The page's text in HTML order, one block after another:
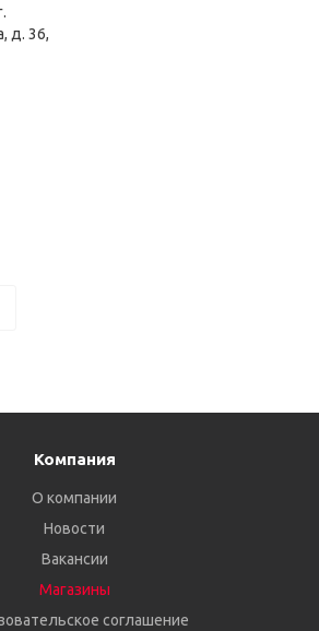
д. 36,
Компания
О компании
Новости
Вакансии
Магазины
соглашение